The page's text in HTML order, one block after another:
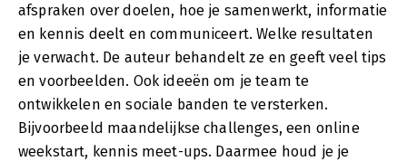
afspraken over doelen, hoe je samenwerkt, informatie
en kennis deelt en communiceert. Welke resultaten
je verwacht. De auteur behandelt ze en geeft veel tips
en voorbeelden. Ook ideeën om je team te
ontwikkelen en sociale banden te versterken.
Bijvoorbeeld maandelijkse challenges, een online
weekstart, kennis meet-ups. Daarmee houd je je